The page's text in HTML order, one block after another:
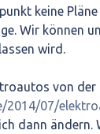
keine
Wir können
wird.
von
2014/07/
dann ändern.